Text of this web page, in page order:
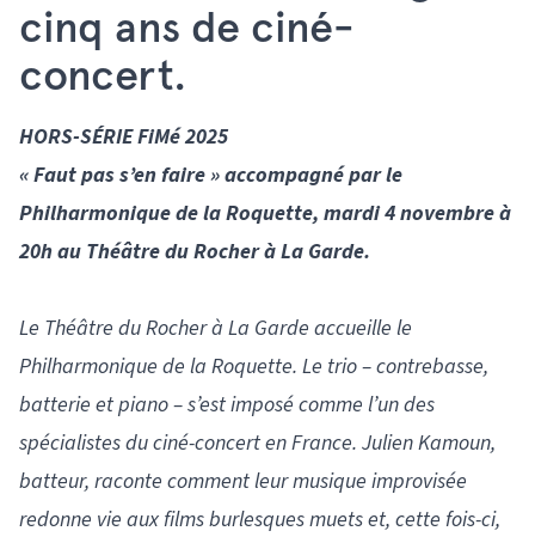
cinq ans de ciné-
concert.
HORS-SÉRIE FiMé 2025
« Faut pas s’en faire » accompagné par le
Philharmonique de la Roquette, mardi 4 novembre à
20h au Théâtre du Rocher à La Garde.
Le Théâtre du Rocher à La Garde accueille le
Philharmonique de la Roquette. Le trio – contrebasse,
batterie et piano – s’est imposé comme l’un des
spécialistes du ciné-concert en France. Julien Kamoun,
batteur, raconte comment leur musique improvisée
redonne vie aux films burlesques muets et, cette fois-ci,